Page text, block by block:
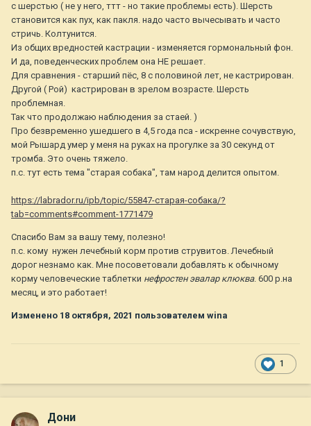
с шерстью ( не у него, ттт - но такие проблемы есть). Шерсть
становится как пух, как пакля. надо часто вычесывать и часто
стричь. Колтунится.
Из общих вредностей кастрации - изменяется гормональный фон.
И да, поведенческих проблем она НЕ решает.
Для сравнения - старший пёс, 8 с половиной лет, не кастрирован.
Другой ( Рой) кастрирован в зрелом возрасте. Шерсть
проблемная.
Так что продолжаю наблюдения за стаей. )
Про безвременно ушедшего в 4,5 года пса - искренне сочувствую,
мой Рышард умер у меня на руках на прогулке за 30 секунд от
тромба. Это очень тяжело.
п.с. тут есть тема "старая собака", там народ делится опытом.
https://labrador.ru/ipb/topic/55847-старая-собака/?
tab=comments#comment-1771479
Спасибо Вам за вашу тему, полезно!
п.с. кому нужен лечебный корм против струвитов. Лечебный
дорог незнамо как. Мне посоветовали добавлять к обычному
корму человеческие таблетки нефростен эвалар клюква. 600 р.на
месяц, и это работает!
Изменено 18 октября, 2021 пользователем wina
1
Дони